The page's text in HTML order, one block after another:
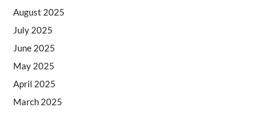
August 2025
July 2025
June 2025
May 2025
April 2025
March 2025